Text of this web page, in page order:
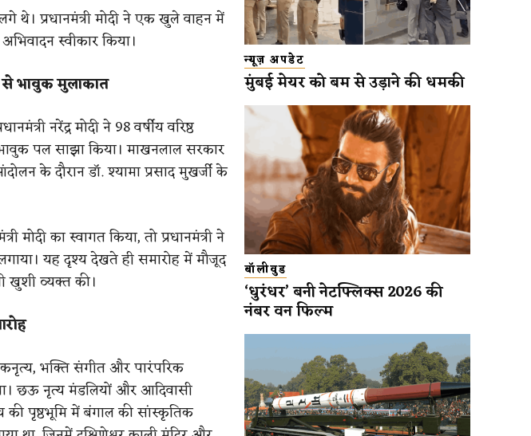
थे। प्रधानमंत्री मोदी ने एक खुले वाहन में
स्वीकार किया।
से भावुक मुलाकात
नरेंद्र मोदी ने 98 वर्षीय वरिष्ठ
पल साझा किया। माखनलाल सरकार
के दौरान डॉ. श्यामा प्रसाद मुखर्जी के
मोदी का स्वागत किया, तो प्रधानमंत्री ने
यह दृश्य देखते ही समारोह में मौजूद
खुशी व्यक्त की।
भक्ति संगीत और पारंपरिक
छऊ नृत्य मंडलियों और आदिवासी
पृष्ठभूमि में बंगाल की सांस्कृतिक
न्यूज़ अपडेट
मुंबई मेयर को बम से उड़ाने की धमकी
बॉलीवुड
‘धुरंधर’ बनी नेटफ्लिक्स 2026 की
नंबर वन फिल्म